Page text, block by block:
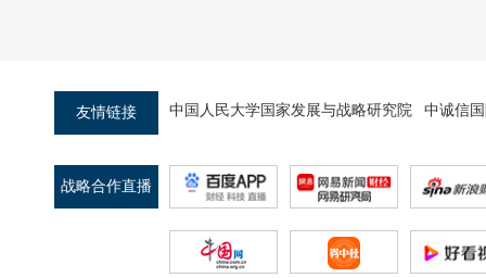
友情链接 中国人民大学国家发展与战略研究院 中诚信
战略合作直播